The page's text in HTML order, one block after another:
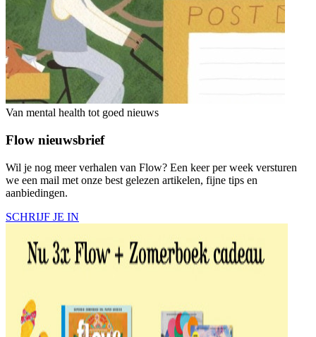
Van mental health tot goed nieuws
Flow nieuwsbrief
Wil je nog meer verhalen van Flow? Een keer per week versturen
we een mail met onze best gelezen artikelen, fijne tips en
aanbiedingen.
SCHRIJF JE IN